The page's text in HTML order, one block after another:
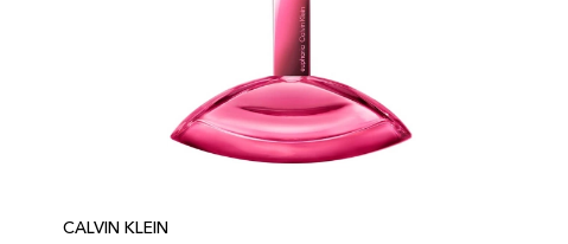
CALVIN KLEIN